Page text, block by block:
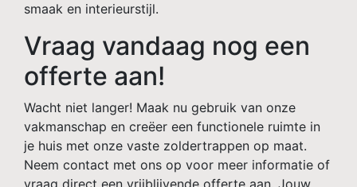
smaak en interieurstijl.
Vraag vandaag nog een
offerte aan!
Wacht niet langer! Maak nu gebruik van onze
vakmanschap en creëer een functionele ruimte in
je huis met onze vaste zoldertrappen op maat.
Neem contact met ons op voor meer informatie of
vraag direct een vrijblijvende offerte aan. Jouw